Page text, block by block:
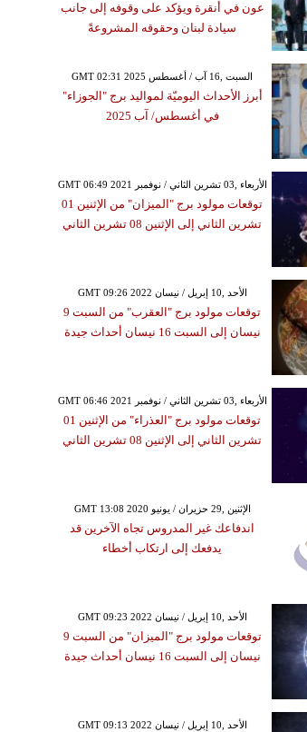
عون في أنقرة ويؤكد على وقوفه إلى جانب
سيادة لبنان وحقوقه المشروعةً
GMT 02:31 2025 السبت ,16 آب / أغسطس
أبرز الأحداث اليوميّة لمواليد برج "الجوزاء"
في أغسطس/ آب 2025
GMT 06:49 2021 الأربعاء ,03 تشرين الثاني / نوفمبر
توقعات مولود برج "الميزان" من الإثنين 01
تشرين الثاني إلى الإثنين 08 تشرين الثاني
GMT 09:26 2022 الأحد ,10 إبريل / نيسان
توقعات مولود برج "العقرب" من السبت 9
نيسان إلى السبت 16 نيسان أحداث جيدة
GMT 06:46 2021 الأربعاء ,03 تشرين الثاني / نوفمبر
توقعات مولود برج "العذراء" من الإثنين 01
تشرين الثاني إلى الإثنين 08 تشرين الثاني
GMT 13:08 2020 الإثنين ,29 حزيران / يونيو
اندفاعك غير المدروس تجاه الآخرين قد
يدفعك إلى ارتكاب أخطاء
GMT 09:23 2022 الأحد ,10 إبريل / نيسان
توقعات مولود برج "الميزان" من السبت 9
نيسان إلى السبت 16 نيسان أحداث جيدة
GMT 09:13 2022 الأحد ,10 إبريل / نيسان